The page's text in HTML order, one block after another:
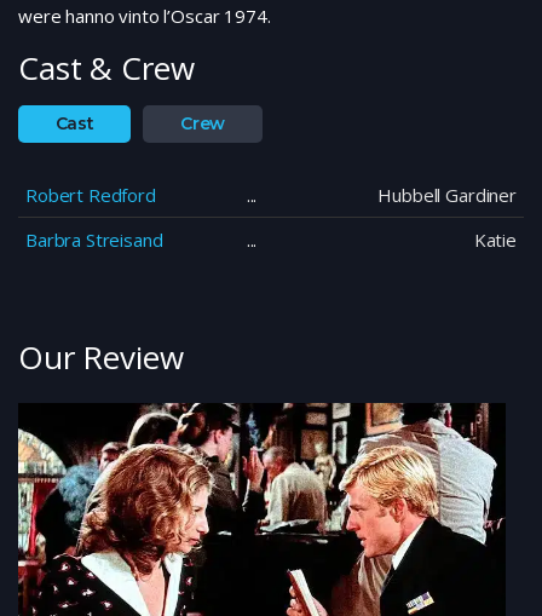
were hanno vinto l’Oscar 1974.
Cast & Crew
Cast Crew
Robert Redford
Hubbell Gardiner
Barbra Streisand
Katie
Our Review